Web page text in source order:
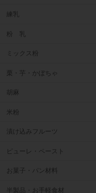
練乳
粉 乳
ミックス粉
栗・芋・かぼちゃ
胡麻
米粉
漬け込みフルーツ
ピューレ・ペースト
お菓子・パン材料
半製品・お手軽食材